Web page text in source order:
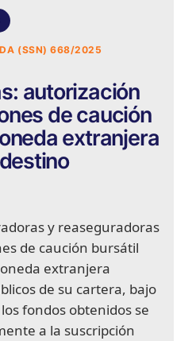
(SSN) 668/2025
autorización
de caución
extranjera
y reaseguradoras
de caución bursátil
extranjera
de su cartera, bajo
fondos obtenidos se
a la suscripción